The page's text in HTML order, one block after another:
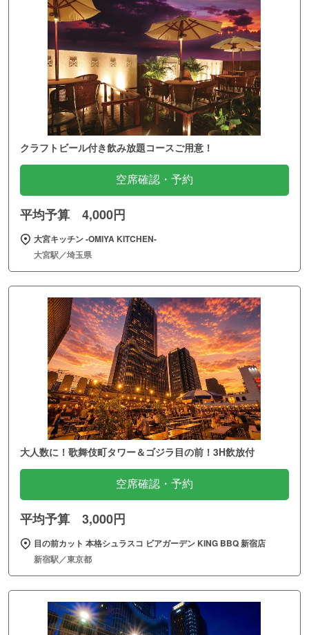
クラフトビール付き飲み放題コースご用意！
空席確認・予約
平均予算 4,000円
大宮キッチン ‐OMIYA KITCHEN‐
大宮駅／埼玉県
大人数に！歌舞伎町タワー＆ゴジラ目の前！3H飲放付
空席確認・予約
平均予算 3,000円
目の前カット 本格シュラスコ ビアガーデン KING BBQ 新宿店
新宿駅／東京都